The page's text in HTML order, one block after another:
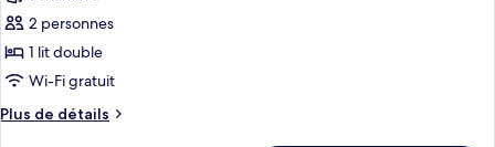
pour
ce
type
chambre :
2 personnes
1 lit double
Wi-Fi gratuit
Plus de détails
Plus